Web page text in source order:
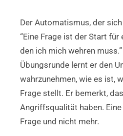
Der Automatismus, der
“Eine Frage ist der Start
den ich mich wehren
Übungsrunde lernt er den
wahrzunehmen, wie es ist,
Frage stellt. Er bemerkt,
Angriffsqualität haben.
Frage und nicht mehr.